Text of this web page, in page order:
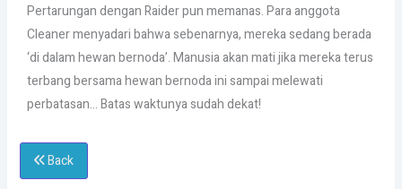
Pertarungan dengan Raider pun memanas. Para anggota
Cleaner menyadari bahwa sebenarnya, mereka sedang berada
‘di dalam hewan bernoda’. Manusia akan mati jika mereka terus
terbang bersama hewan bernoda ini sampai melewati
perbatasan… Batas waktunya sudah dekat!
Back